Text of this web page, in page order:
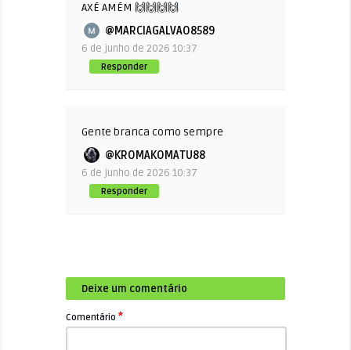
AXÉ AMÉM 🙌🙌🙌🙌
@MARCIAGALVAO8589
6 de junho de 2026 10:37
Responder
Gente branca como sempre
@KROMAKOMATU88
6 de junho de 2026 10:37
Responder
Deixe um comentário
Comentário *